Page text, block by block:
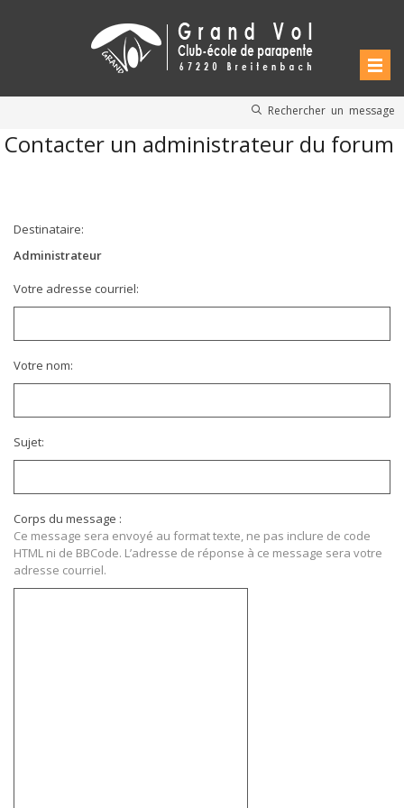
Rechercher un message
Contacter un administrateur du forum
Destinataire:
Administrateur
Votre adresse courriel:
Votre nom:
Sujet:
Corps du message :
Ce message sera envoyé au format texte, ne pas inclure de code
HTML ni de BBCode. L’adresse de réponse à ce message sera votre
adresse courriel.